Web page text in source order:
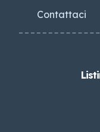
Contattaci